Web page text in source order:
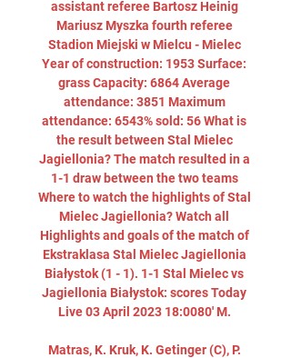
assistant referee Bartosz Heinig
Mariusz Myszka fourth referee
Stadion Miejski w Mielcu - Mielec
Year of construction: 1953 Surface:
grass Capacity: 6864 Average
attendance: 3851 Maximum
attendance: 6543% sold: 56 What is
the result between Stal Mielec
Jagiellonia? The match resulted in a
1-1 draw between the two teams
Where to watch the highlights of Stal
Mielec Jagiellonia? Watch all
Highlights and goals of the match of
Ekstraklasa Stal Mielec Jagiellonia
Białystok (1 - 1). 1-1 Stal Mielec vs
Jagiellonia Białystok: scores Today
Live 03 April 2023 18:0080' M.
Matras, K. Kruk, K. Getinger (C), P.